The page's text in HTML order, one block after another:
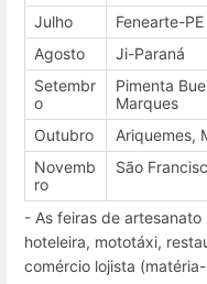
Julho
Fenearte-PE
Agosto
Ji-Paraná
Setembr
o
Pimenta
Marques
Outubro
Ariquemes,
Novemb
ro
São
- As feiras de
hoteleira, mototáxi,
comércio lojista